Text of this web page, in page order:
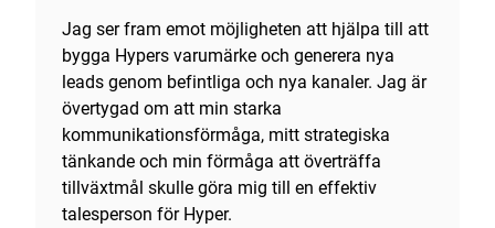
Jag ser fram emot möjligheten att hjälpa till att
bygga Hypers varumärke och generera nya
leads genom befintliga och nya kanaler. Jag är
övertygad om att min starka
kommunikationsförmåga, mitt strategiska
tänkande och min förmåga att överträffa
tillväxtmål skulle göra mig till en effektiv
talesperson för Hyper.